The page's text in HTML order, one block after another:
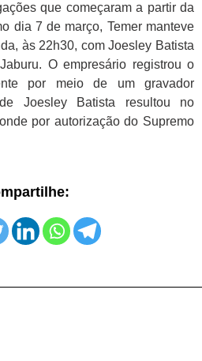
que começaram a partir da
dia 7 de março, Temer manteve
às 22h30, com Joesley Batista
O empresário registrou o
por meio de um gravador
Joesley Batista resultou no
por autorização do Supremo